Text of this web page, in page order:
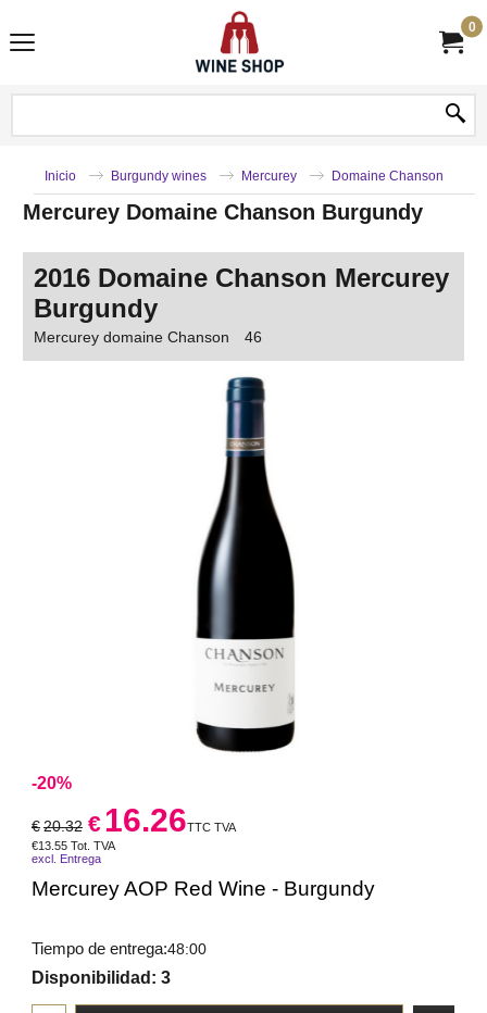
0
Inicio Burgundy wines Mercurey Domaine Chanson
Mercurey Domaine Chanson Burgundy
2016 Domaine Chanson Mercurey
Burgundy
Mercurey domaine Chanson 46
-20%
€20.32 €16.26TTC TVA
€13.55 Tot. TVA
excl. Entrega
Mercurey AOP Red Wine - Burgundy
Tiempo de entrega:48:00
Disponibilidad : 3